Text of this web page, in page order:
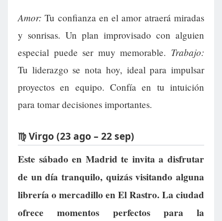
Amor: Tu confianza en el amor atraerá miradas
y sonrisas. Un plan improvisado con alguien
especial puede ser muy memorable. Trabajo:
Tu liderazgo se nota hoy, ideal para impulsar
proyectos en equipo. Confía en tu intuición
para tomar decisiones importantes.
♍ Virgo (23 ago – 22 sep)
Este sábado en Madrid te invita a disfrutar
de un día tranquilo, quizás visitando alguna
librería o mercadillo en El Rastro. La ciudad
ofrece momentos perfectos para la